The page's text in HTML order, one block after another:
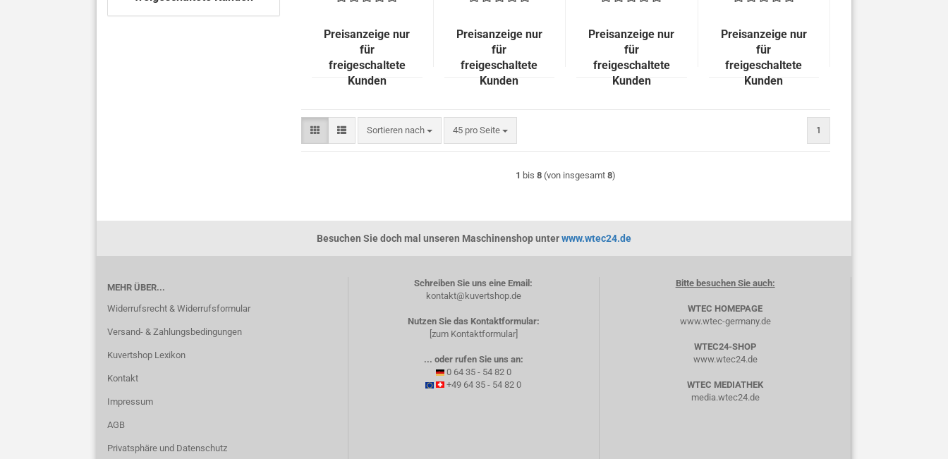
Euro)
Preisanzeige nur
für
freigeschaltete
Kunden
Stück = 149,00
Euro)
Preisanzeige nur
für
freigeschaltete
Kunden
Euro)
Preisanzeige nur
für
freigeschaltete
Kunden
Euro)
Preisanzeige nur
für
freigeschaltete
Kunden
Sortieren nach
Sortieren nach 45 pro Seite
pro Seite 1
1 bis 8 (von insgesamt 8)
Besuchen Sie doch mal unseren Maschinenshop unterwww.wtec24.de
MEHR ÜBER...
Widerrufsrecht & Widerrufsformular
Versand- & Zahlungsbedingungen
Kuvertshop Lexikon
Kontakt
Impressum
AGB
Privatsphäre und Datenschutz
Schreiben Sie uns eine Email:
kontakt@kuvertshop.de
Nutzen Sie das Kontaktformular:
[zum Kontaktformular]
... oder rufen Sie uns an:
0 64 35 - 54 82 0
+49 64 35 - 54 82 0
Bitte besuchen Sie auch:
WTEC HOMEPAGE
www.wtec-germany.de
WTEC24-SHOP
www.wtec24.de
WTEC MEDIATHEK
media.wtec24.de